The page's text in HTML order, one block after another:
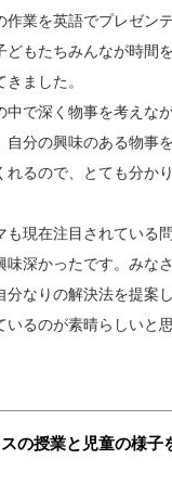
作業を英語でプレゼン
どもたちみんなが時間
ました。
中で深く物事を考えな
⾃分の興味のある物事
れるので、とても分か
も現在注⽬されている
味深かったです。みな
分なりの解決法を提案
るのが素晴らしいと思
スの授業と児童の様子